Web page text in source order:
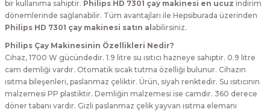
bir kullanıma sahiptir. Philips HD 7301 çay makinesi en ucuz indirim
dönemlerinde sağlanabilir. Tüm avantajları ile Hepsiburada üzerinden
Philips HD 7301 çay makinesi satın al abilirsiniz.
Philips Çay Makinesinin Özellikleri Nedir?
Cihaz, 1700 W gücündedir. 1.9 litre su ısıtıcı hazneye sahiptir. 0.9 litre
cam demliği vardır. Otomatik sıcak tutma özelliği bulunur. Cihazın
ısıtma bileşenleri, paslanmaz çeliktir. Ürün, siyah renktedir. Su ısıtıcının
malzemesi PP plastiktir. Demliğin malzemesi ise camdır. 360 derece
döner tabanı vardır. Gizli paslanmaz çelik yayvan ısıtma elemanı